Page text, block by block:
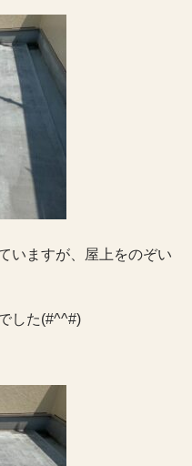
いますが、屋上をのぞい
した(#^^#)